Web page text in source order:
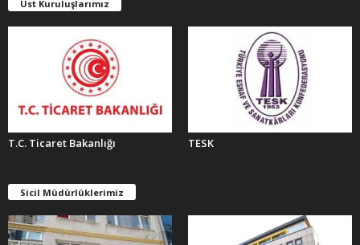
R
Üst Kuruluşlarımız
T.C. Ticaret Bakanlığı TESK
Sicil Müdürlüklerimiz